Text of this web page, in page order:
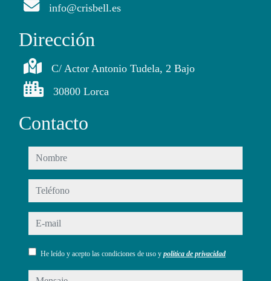
info@crisbell.es
Dirección
C/ Actor Antonio Tudela, 2 Bajo
30800 Lorca
Contacto
nombre
teléfono
e-mail
He leído y acepto las condiciones de uso y política de privacidad
mensaje